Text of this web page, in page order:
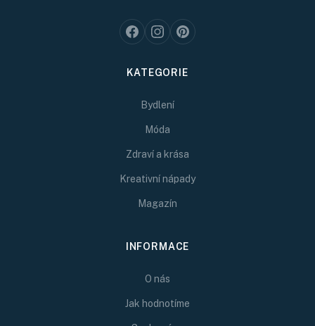
KATEGORIE
Bydlení
Móda
Zdraví a krása
Kreativní nápady
Magazín
INFORMACE
O nás
Jak hodnotíme